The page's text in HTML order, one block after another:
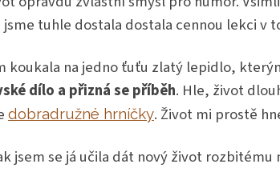
jsme tuhle dostala dostala cennou lekci v
koukala na jedno ťuťu zlatý lepidlo,
dílo a přizná se příběh. Hle, život
dobradružné hrníčky. Život mi prostě
jsem se já učila dát nový život